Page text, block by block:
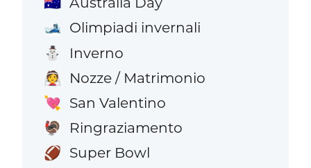
🎿 Olimpiadi invernali
⛄ Inverno
👰 Nozze / Matrimonio
💘 San Valentino
🦃 Ringraziamento
🏈 Super Bowl